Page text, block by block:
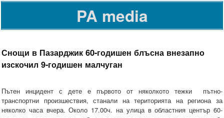
PA media
Снощи в Пазарджик 60-годишен блъсна внезапно
изскочил 9-годишен малчуган
Пътен инцидент с дете е първото от няколкото тежки пътно-
транспортни произшествия, станали на територията на региона за
няколко часа вчера. Около 17.00ч. на улица в областния център 60-